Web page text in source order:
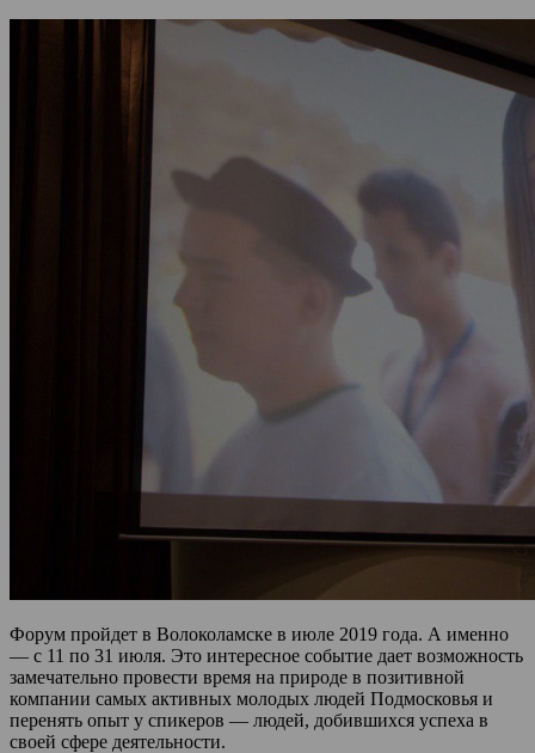
Форум пройдет в Волоколамске в июле 2019 года. А именно
— с 11 по 31 июля. Это интересное событие дает возможность
замечательно провести время на природе в позитивной
компании самых активных молодых людей Подмосковья и
перенять опыт у спикеров — людей, добившихся успеха в
своей сфере деятельности.